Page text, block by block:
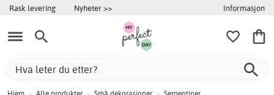
Rask levering Nyheter >> Informasjon